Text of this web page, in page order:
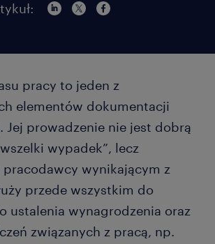
pracy to jeden z
elementów dokumentacji
Jej prowadzenie nie jest dobrą
wypadek”, lecz
wynikającym z
przede wszystkim do
ustalenia wynagrodzenia oraz
związanych z pracą, np.